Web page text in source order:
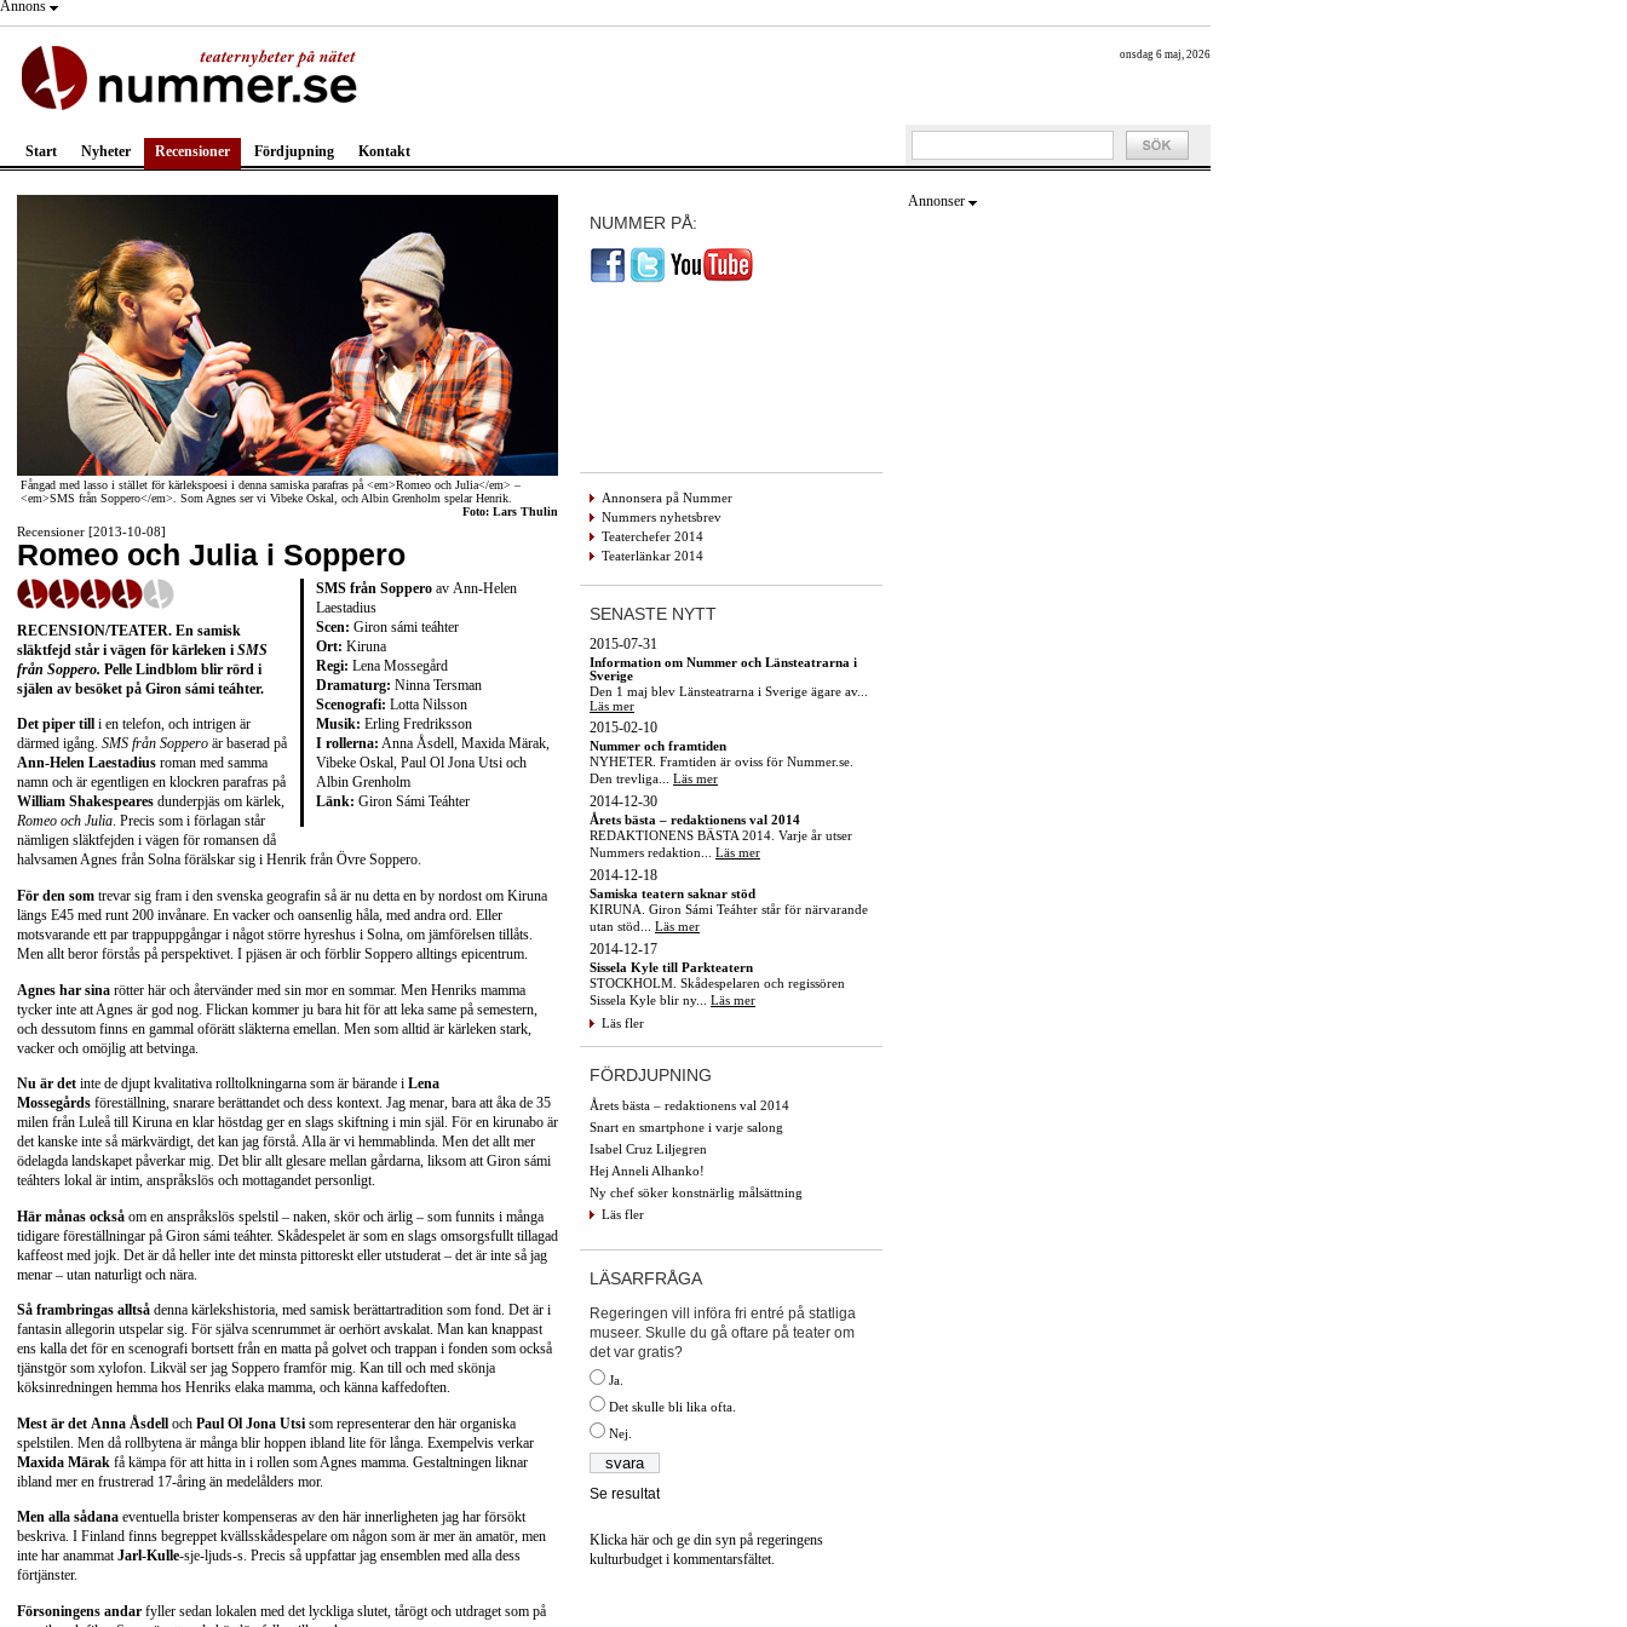
Annons
onsdag 6 maj, 2026
Start Nyheter Recensioner Fördjupning Kontakt
Fångad med lasso i stället för kärlekspoesi i denna samiska parafras på <em>Romeo och Julia</em> –
<em>SMS från Soppero</em>. Som Agnes ser vi Vibeke Oskal, och Albin Grenholm spelar Henrik.
Foto: Lars Thulin
Recensioner [2013-10-08]
Romeo och Julia i Soppero
SMS från Soppero av Ann-Helen
Laestadius
Scen: Giron sámi teáhter
Ort: Kiruna
Regi: Lena Mossegård
Dramaturg: Ninna Tersman
Scenografi: Lotta Nilsson
Musik: Erling Fredriksson
I rollerna: Anna Åsdell, Maxida Märak,
Vibeke Oskal, Paul Ol Jona Utsi och
Albin Grenholm
Länk: Giron Sámi Teáhter
RECENSION/TEATER. En samisk
släktfejd står i vägen för kärleken i SMS
från Soppero. Pelle Lindblom blir rörd i
själen av besöket på Giron sámi teáhter.
Det piper till i en telefon, och intrigen är
därmed igång. SMS från Soppero är baserad på
Ann-Helen Laestadius roman med samma
namn och är egentligen en klockren parafras på
William Shakespeares dunderpjäs om kärlek,
Romeo och Julia. Precis som i förlagan står
nämligen släktfejden i vägen för romansen då
halvsamen Agnes från Solna förälskar sig i Henrik från Övre Soppero.
För den som trevar sig fram i den svenska geografin så är nu detta en by nordost om Kiruna
längs E45 med runt 200 invånare. En vacker och oansenlig håla, med andra ord. Eller
motsvarande ett par trappuppgångar i något större hyreshus i Solna, om jämförelsen tillåts.
Men allt beror förstås på perspektivet. I pjäsen är och förblir Soppero alltings epicentrum.
Agnes har sina rötter här och återvänder med sin mor en sommar. Men Henriks mamma
tycker inte att Agnes är god nog. Flickan kommer ju bara hit för att leka same på semestern,
och dessutom finns en gammal oförätt släkterna emellan. Men som alltid är kärleken stark,
vacker och omöjlig att betvinga.
Nu är det inte de djupt kvalitativa rolltolkningarna som är bärande i Lena
Mossegårds föreställning, snarare berättandet och dess kontext. Jag menar, bara att åka de 35
milen från Luleå till Kiruna en klar höstdag ger en slags skiftning i min själ. För en kirunabo är
det kanske inte så märkvärdigt, det kan jag förstå. Alla är vi hemmablinda. Men det allt mer
ödelagda landskapet påverkar mig. Det blir allt glesare mellan gårdarna, liksom att Giron sámi
teáhters lokal är intim, anspråkslös och mottagandet personligt.
Här månas också om en anspråkslös spelstil – naken, skör och ärlig – som funnits i många
tidigare föreställningar på Giron sámi teáhter. Skådespelet är som en slags omsorgsfullt tillagad
kaffeost med jojk. Det är då heller inte det minsta pittoreskt eller utstuderat – det är inte så jag
menar – utan naturligt och nära.
Så frambringas alltså denna kärlekshistoria, med samisk berättartradition som fond. Det är i
fantasin allegorin utspelar sig. För själva scenrummet är oerhört avskalat. Man kan knappast
ens kalla det för en scenografi bortsett från en matta på golvet och trappan i fonden som också
tjänstgör som xylofon. Likväl ser jag Soppero framför mig. Kan till och med skönja
köksinredningen hemma hos Henriks elaka mamma, och känna kaffedoften.
Mest är det Anna Åsdell och Paul Ol Jona Utsi som representerar den här organiska
spelstilen. Men då rollbytena är många blir hoppen ibland lite för långa. Exempelvis verkar
Maxida Märak få kämpa för att hitta in i rollen som Agnes mamma. Gestaltningen liknar
ibland mer en frustrerad 17-åring än medelålders mor.
Men alla sådana eventuella brister kompenseras av den här innerligheten jag har försökt
beskriva. I Finland finns begreppet kvällsskådespelare om någon som är mer än amatör, men
inte har anammatJarl-Kulle-sje-ljuds-s. Precis så uppfattar jag ensemblen med alla dess
förtjänster.
Försoningens andar fyller sedan lokalen med det lyckliga slutet, tårögt och utdraget som på
NUMMER PÅ:
Annonsera på Nummer
Nummers nyhetsbrev
Teaterchefer 2014
Teaterlänkar 2014
SENASTE NYTT
2015-07-31
Information om Nummer och Länsteatrarna i
Sverige
Den 1 maj blev Länsteatrarna i Sverige ägare av...
Läs mer
2015-02-10
Nummer och framtiden
NYHETER. Framtiden är oviss för Nummer.se.
Den trevliga... Läs mer
2014-12-30
Årets bästa – redaktionens val 2014
REDAKTIONENS BÄSTA 2014. Varje år utser
Nummers redaktion... Läs mer
2014-12-18
Samiska teatern saknar stöd
KIRUNA. Giron Sámi Teáhter står för närvarande
utan stöd... Läs mer
2014-12-17
Sissela Kyle till Parkteatern
STOCKHOLM. Skådespelaren och regissören
Sissela Kyle blir ny... Läs mer
Läs fler
FÖRDJUPNING
Årets bästa – redaktionens val 2014
Snart en smartphone i varje salong
Isabel Cruz Liljegren
Hej Anneli Alhanko!
Ny chef söker konstnärlig målsättning
Läs fler
LÄSARFRÅGA
Regeringen vill införa fri entré på statliga
museer. Skulle du gå oftare på teater om
det var gratis?
Ja.
Det skulle bli lika ofta.
Nej.
Se resultat
Klicka här och ge din syn på regeringens
kulturbudget i kommentarsfältet.
Annonser